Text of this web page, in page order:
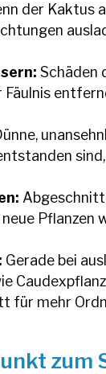
der Kaktus
Schäden
Pflanzen
Gerade bei
für mehr
zum